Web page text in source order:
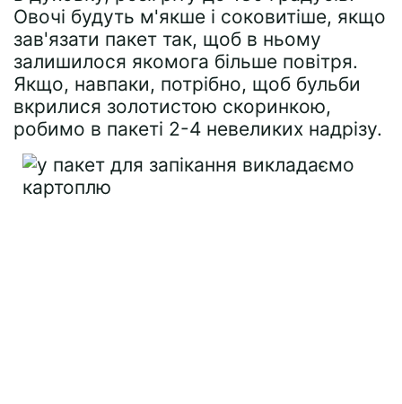
Овочі будуть м'якше і соковитіше, якщо
зав'язати пакет так, щоб в ньому
залишилося якомога більше повітря.
Якщо, навпаки, потрібно, щоб бульби
вкрилися золотистою скоринкою,
робимо в пакеті 2-4 невеликих надрізу.